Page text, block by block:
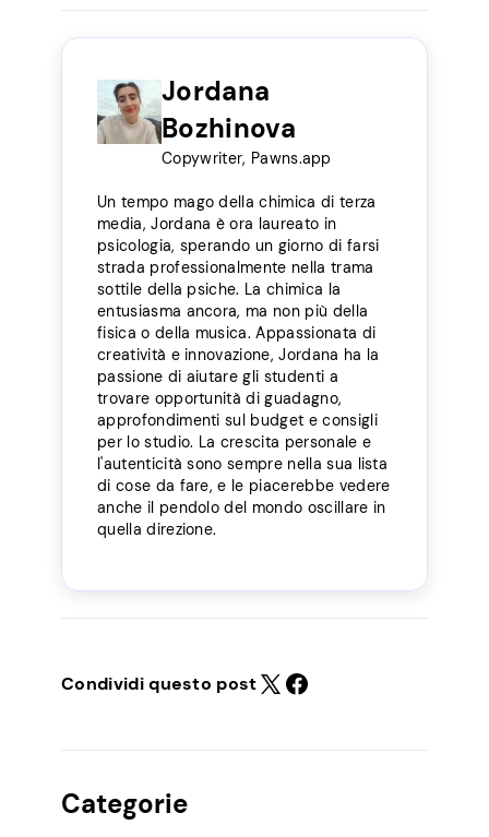
Jordana
Bozhinova
Copywriter, Pawns.app
Un tempo mago della chimica di terza
media, Jordana è ora laureato in
psicologia, sperando un giorno di farsi
strada professionalmente nella trama
sottile della psiche. La chimica la
entusiasma ancora, ma non più della
fisica o della musica. Appassionata di
creatività e innovazione, Jordana ha la
passione di aiutare gli studenti a
trovare opportunità di guadagno,
approfondimenti sul budget e consigli
per lo studio. La crescita personale e
l'autenticità sono sempre nella sua lista
di cose da fare, e le piacerebbe vedere
anche il pendolo del mondo oscillare in
quella direzione.
Condividi questo post
Categorie